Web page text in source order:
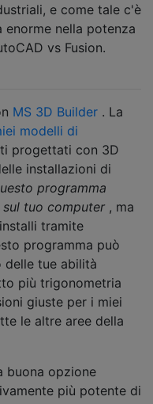
e come tale c'è
enorme nella potenza
vs Fusion.
MS 3D Builder . La
modelli di
progettati con 3D
installazioni di
programma
tuo computer , ma
tramite
programma può
delle tue abilità
più trigonometria
giuste per i miei
le altre aree della
buona opzione
più potente di